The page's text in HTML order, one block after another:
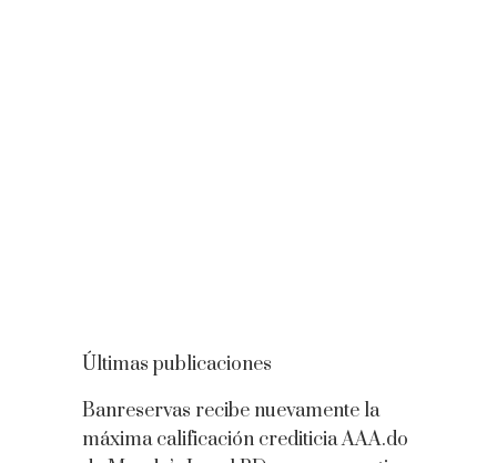
Últimas publicaciones
Banreservas recibe nuevamente la
máxima calificación crediticia AAA.do